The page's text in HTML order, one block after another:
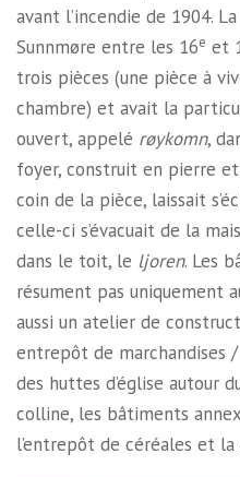
avant l’incendie de 1904.
Sunnmøre entre les 16e et
trois pièces (une pièce à
chambre) et avait la
ouvert, appelé røykomn,
foyer, construit en pierre
coin de la pièce, laissait
celle-ci s’évacuait de la
dans le toit, le ljoren. Les
résument pas uniquement
aussi un atelier de
entrepôt de marchandises
des huttes d’église autour
colline, les bâtiments
l’entrepôt de céréales et la